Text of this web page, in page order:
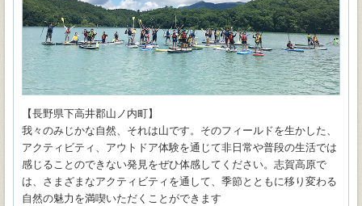
【長野県下高井郡山ノ内町】
我々のみじかな自然、それは山です。そのフィールドを生かした、
アクティビティ、アウトドア体験を通じて非日常や普段の生活では
感じることのできない発見をぜひ体感してください。志賀高原で
は、さまざまなアクティビティを通して、季節とともに移り変わる
自然の魅力を満喫いただくことができます